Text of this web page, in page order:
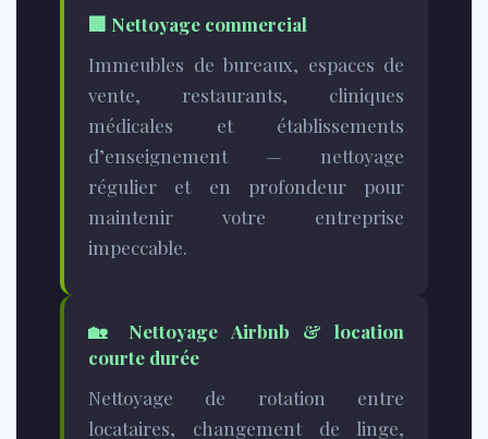
🏢 Nettoyage commercial
Immeubles de bureaux, espaces de
vente, restaurants, cliniques
médicales et établissements
d’enseignement — nettoyage
régulier et en profondeur pour
maintenir votre entreprise
impeccable.
🏡 Nettoyage Airbnb & location
courte durée
Nettoyage de rotation entre
locataires, changement de linge,